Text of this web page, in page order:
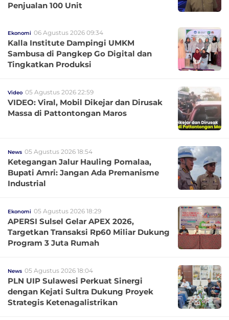
Penjualan 100 Unit
Ekonomi 06 Agustus 2026 09:34
Kalla Institute Dampingi UMKM
Sambusa di Pangkep Go Digital dan
Tingkatkan Produksi
Video 05 Agustus 2026 22:59
VIDEO: Viral, Mobil Dikejar dan Dirusak
Massa di Pattontongan Maros
News 05 Agustus 2026 18:54
Ketegangan Jalur Hauling Pomalaa,
Bupati Amri: Jangan Ada Premanisme
Industrial
Ekonomi 05 Agustus 2026 18:29
APERSI Sulsel Gelar APEX 2026,
Targetkan Transaksi Rp60 Miliar Dukung
Program 3 Juta Rumah
News 05 Agustus 2026 18:04
PLN UIP Sulawesi Perkuat Sinergi
dengan Kejati Sultra Dukung Proyek
Strategis Ketenagalistrikan